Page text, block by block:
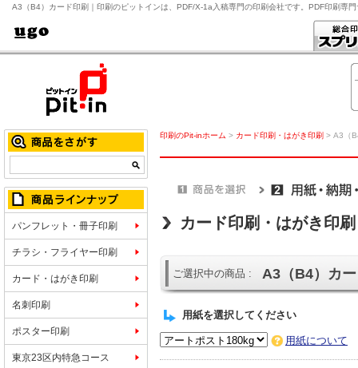
A3（B4）カード印刷｜印刷のピットインは、PDF/X-1a入稿専門の印刷会社です。PDF印刷専
パンフレット・冊子印刷
チラシ・フライヤー印刷
カード・はがき印刷
名刺印刷
ポスター印刷
東京23区内特急コース
印刷のPit-inホーム > カード印刷・はがき印刷 > A3（
カード印刷・はがき印刷
ご選択中の商品 : A3（B4）カ
用紙を選択してください
用紙について